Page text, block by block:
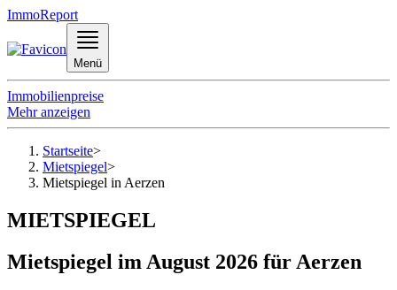
ImmoReport
Menü
Immobilienpreise
Mehr anzeigen
Startseite>
Mietspiegel>
Mietspiegel in Aerzen
MIETSPIEGEL
Mietspiegel im August 2026 für Aerzen